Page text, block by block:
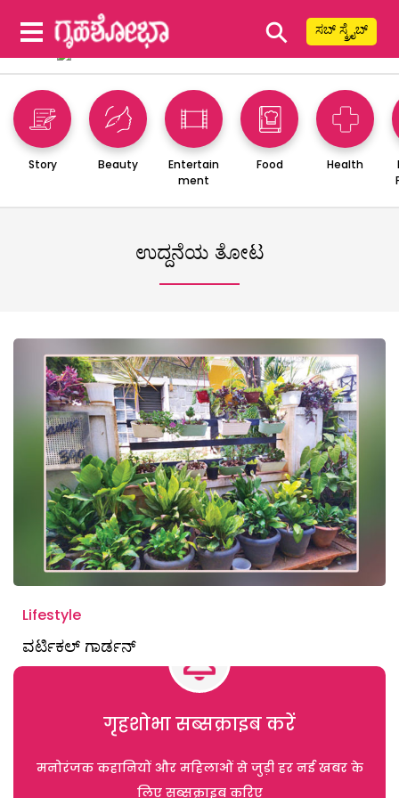
⚲ ಸಬ್ ಸ್ಕ್ರೈಬ್
Story Beauty
Entertain
ment
Food Health
ಉದ್ದನೆಯ ತೋಟ
Lifestyle
ವರ್ಟಿಕಲ್ ಗಾರ್ಡನ್
गृहशोभा सब्सक्राइब करें
मनोरंजक कहानियों और महिलाओं से जुड़ी हर नई खबर के
लिए सब्सक्राइब करिए